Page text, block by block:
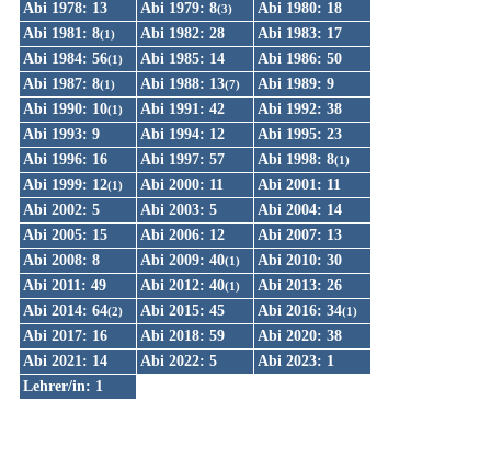
Abi 1978: 13
Abi 1979: 8(3)
Abi 1980: 18
Abi 1981: 8(1) Abi 1982: 28
Abi 1983: 17
Abi 1984: 56(1) Abi 1985: 14
Abi 1986: 50
Abi 1987: 8(1) Abi 1988: 13(7)
Abi 1989: 9
Abi 1990: 10(1) Abi 1991: 42
Abi 1992: 38
Abi 1993: 9
Abi 1994: 12
Abi 1995: 23
Abi 1996: 16
Abi 1997: 57 Abi 1998: 8(1)
Abi 1999: 12(1) Abi 2000: 11
Abi 2001: 11
Abi 2002: 5
Abi 2003: 5
Abi 2004: 14
Abi 2005: 15
Abi 2006: 12
Abi 2007: 13
Abi 2008: 8
Abi 2009: 40(1)
Abi 2010: 30
Abi 2011: 49
Abi 2012: 40(1)
Abi 2013: 26
Abi 2014: 64(2) Abi 2015: 45 Abi 2016: 34(1)
Abi 2017: 16 Abi 2018: 59
Abi 2020: 38
Abi 2021: 14
Abi 2022: 5
Abi 2023: 1
Lehrer/in: 1